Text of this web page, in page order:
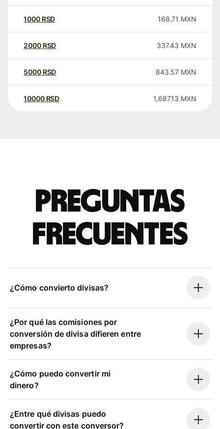
1000 RSD 168.71 MXN
2000 RSD 337.43 MXN
5000 RSD 843.57 MXN
10000 RSD 1,687.13 MXN
Preguntas
frecuentes
¿Cómo convierto divisas?
¿Por qué las comisiones por
conversión de divisa difieren entre
empresas?
¿Cómo puedo convertir mi
dinero?
¿Entre qué divisas puedo
convertir con este conversor?